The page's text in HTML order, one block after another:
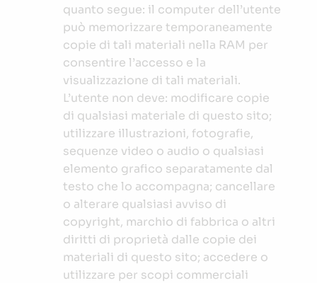
quanto segue: il computer dell’utente
può memorizzare temporaneamente
copie di tali materiali nella RAM per
consentire l’accesso e la
visualizzazione di tali materiali.
L’utente non deve: modificare copie
di qualsiasi materiale di questo sito;
utilizzare illustrazioni, fotografie,
sequenze video o audio o qualsiasi
elemento grafico separatamente dal
testo che lo accompagna; cancellare
o alterare qualsiasi avviso di
copyright, marchio di fabbrica o altri
diritti di proprietà dalle copie dei
materiali di questo sito; accedere o
utilizzare per scopi commerciali